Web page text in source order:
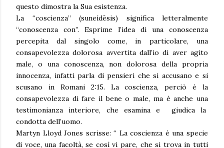
questo dimostra la Sua esistenza.
La “coscienza” (suneídēsis) significa letteralmente
“conoscenza con”. Esprime l’idea di una conoscenza
percepita dal singolo come, in particolare, una
consapevolezza dolorosa avvertita dall’io di aver agito
male, o una conoscenza, non dolorosa della propria
innocenza, infatti parla di pensieri che si accusano e si
scusano in Romani 2:15. La coscienza, perciò è la
consapevolezza di fare il bene o male, ma è anche una
testimonianza interiore, che esamina e giudica la
condotta dell’uomo.
Martyn Lloyd Jones scrisse: “ La coscienza è una specie
di voce, una facoltà, se così vi pare, che si trova in tutti